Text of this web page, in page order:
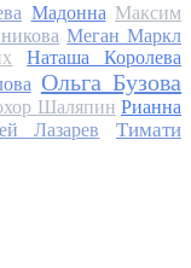
Мадонна Максим
Меган Маркл
Наташа Королева
Ольга Бузова
Шаляпин Рианна
Лазарев
Тимати